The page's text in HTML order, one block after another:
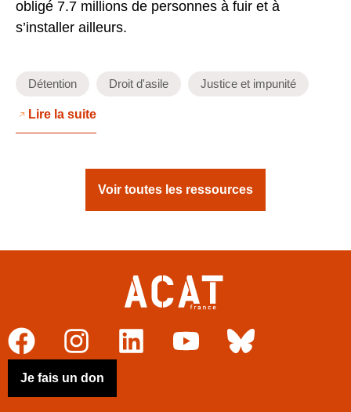
obligé 7.7 millions de personnes à fuir et à
s’installer ailleurs.
Détention Droit d'asile Justice et impunité
Lire la suite
Voir toutes les ressources
Je fais un don